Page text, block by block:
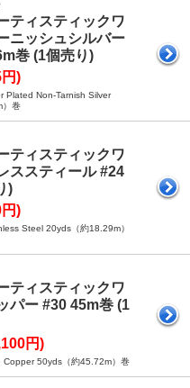
ティスティックワ
ニッシュシルバー
巻 (1個売り)
)
Plated Non-Tarnish Silver
）巻
ティスティックワ
ススティール #24
)
)
Steel 20yds（約18.29m）
ティスティックワ
パー #30 45m巻 (1
円)
50yds（約45.72m）巻